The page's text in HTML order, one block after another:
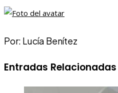
Por: Lucía Benítez
Entradas Relacionadas